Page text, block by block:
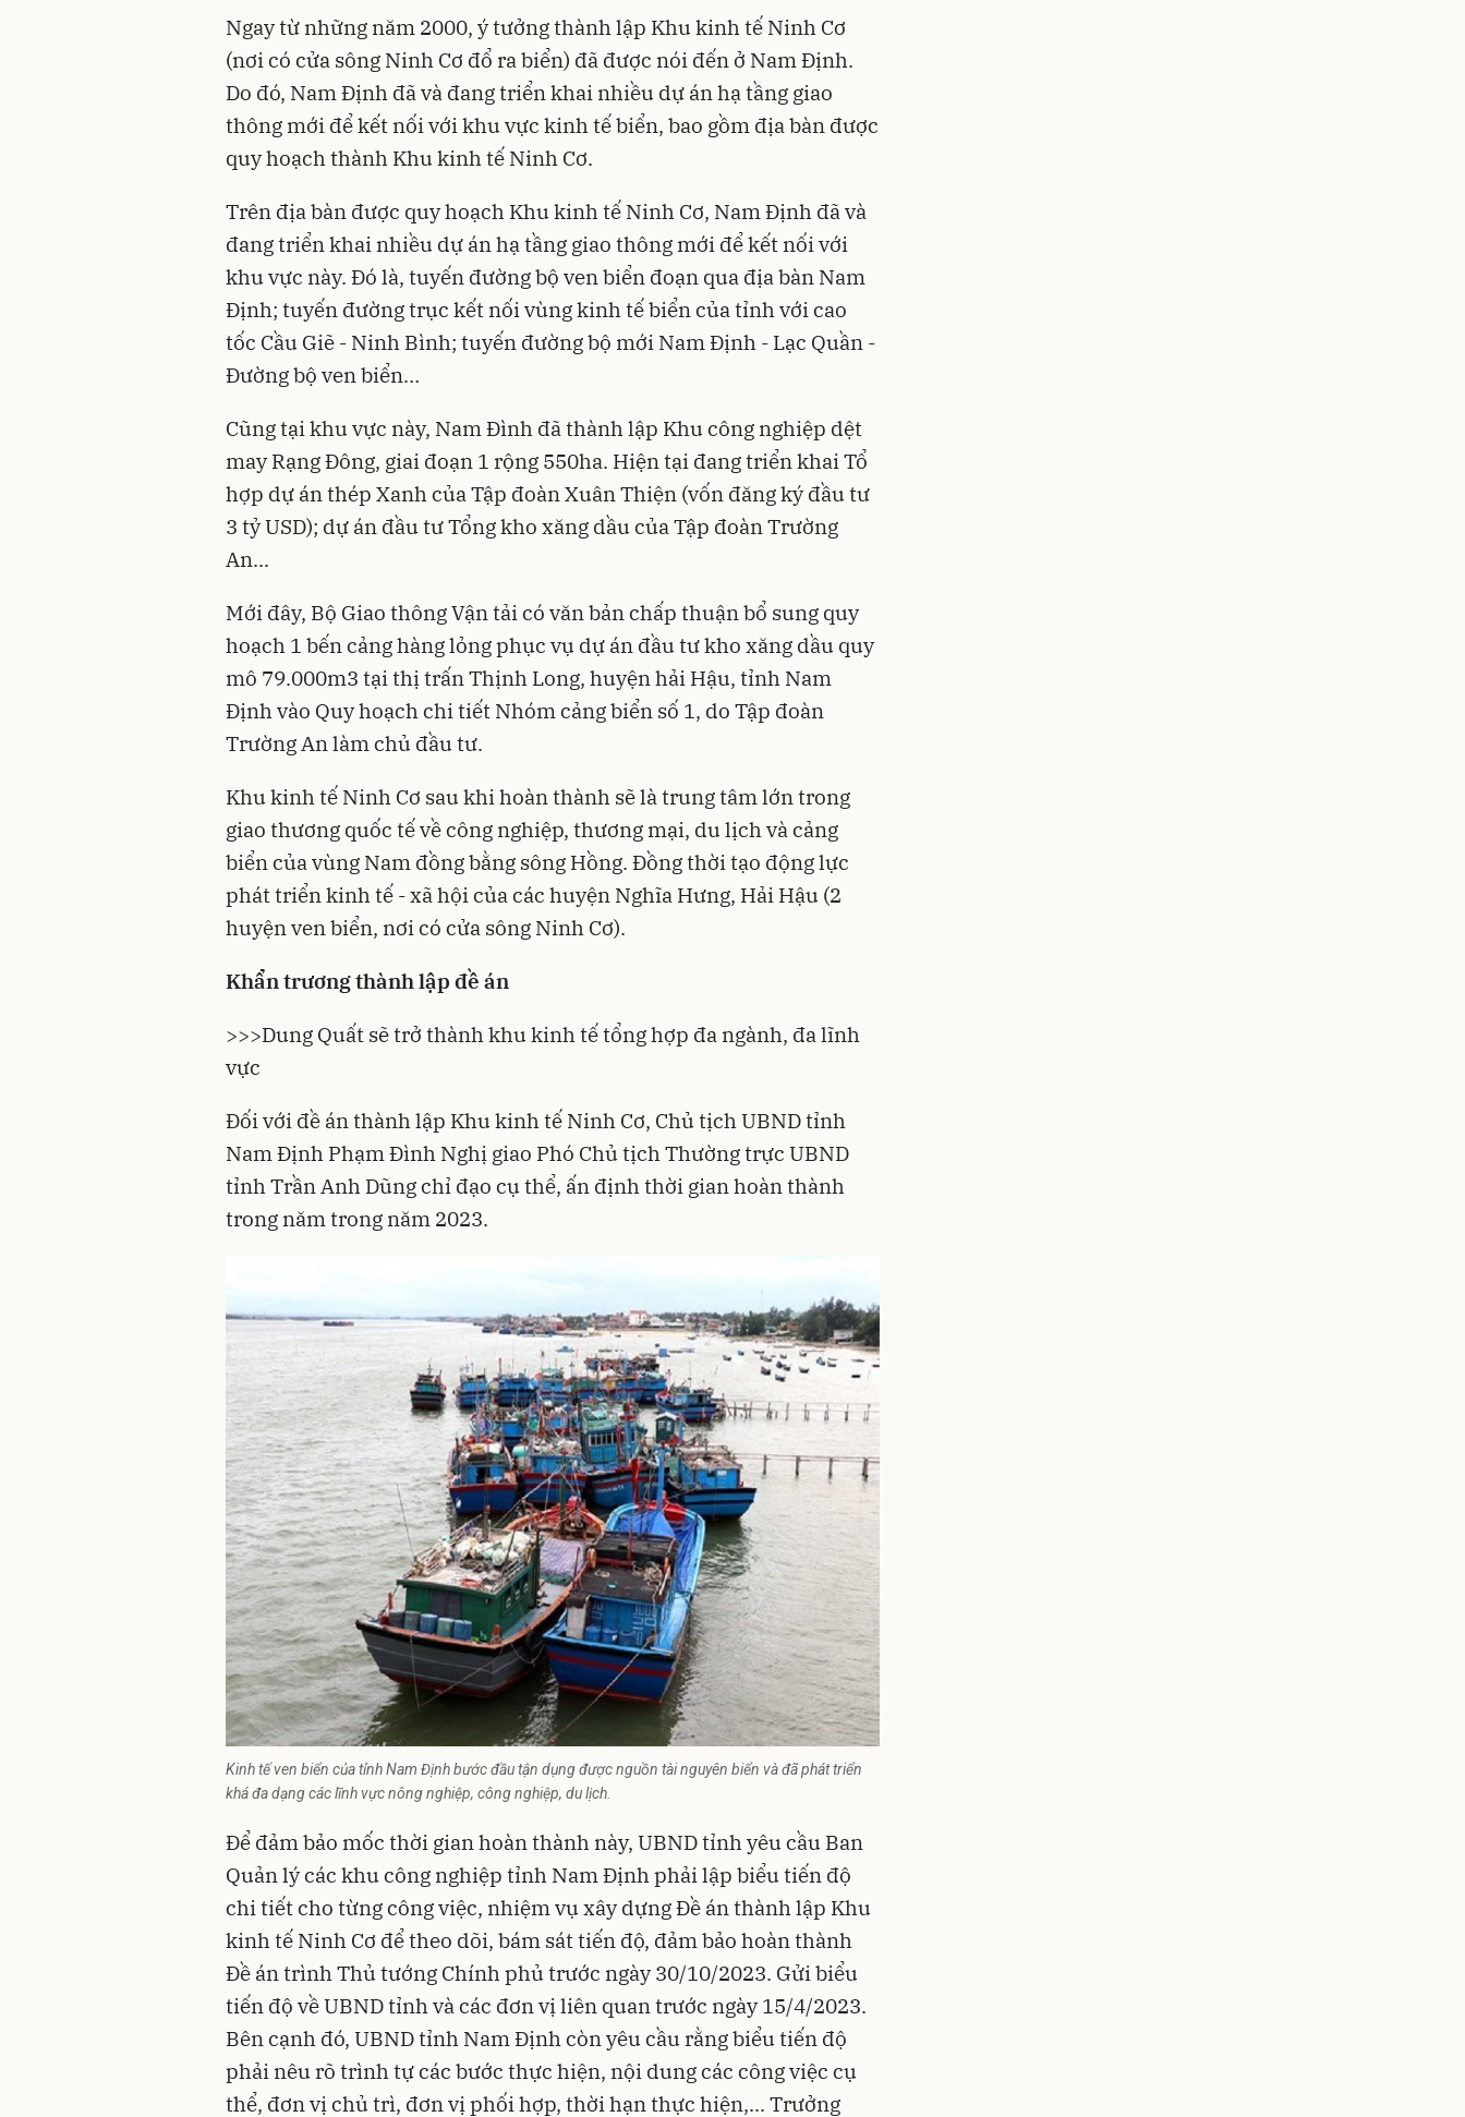
Ngay từ những năm 2000, ý tưởng thành lập Khu kinh tế Ninh Cơ
(nơi có cửa sông Ninh Cơ đổ ra biển) đã được nói đến ở Nam Định.
Do đó, Nam Định đã và đang triển khai nhiều dự án hạ tầng giao
thông mới để kết nối với khu vực kinh tế biển, bao gồm địa bàn được
quy hoạch thành Khu kinh tế Ninh Cơ.
Trên địa bàn được quy hoạch Khu kinh tế Ninh Cơ, Nam Định đã và
đang triển khai nhiều dự án hạ tầng giao thông mới để kết nối với
khu vực này. Đó là, tuyến đường bộ ven biển đoạn qua địa bàn Nam
Định; tuyến đường trục kết nối vùng kinh tế biển của tỉnh với cao
tốc Cầu Giẽ - Ninh Bình; tuyến đường bộ mới Nam Định - Lạc Quần -
Đường bộ ven biển…
Cũng tại khu vực này, Nam Đình đã thành lập Khu công nghiệp dệt
may Rạng Đông, giai đoạn 1 rộng 550ha. Hiện tại đang triển khai Tổ
hợp dự án thép Xanh của Tập đoàn Xuân Thiện (vốn đăng ký đầu tư
3 tỷ USD); dự án đầu tư Tổng kho xăng dầu của Tập đoàn Trường
An...
Mới đây, Bộ Giao thông Vận tải có văn bản chấp thuận bổ sung quy
hoạch 1 bến cảng hàng lỏng phục vụ dự án đầu tư kho xăng dầu quy
mô 79.000m3 tại thị trấn Thịnh Long, huyện hải Hậu, tỉnh Nam
Định vào Quy hoạch chi tiết Nhóm cảng biển số 1, do Tập đoàn
Trường An làm chủ đầu tư.
Khu kinh tế Ninh Cơ sau khi hoàn thành sẽ là trung tâm lớn trong
giao thương quốc tế về công nghiệp, thương mại, du lịch và cảng
biển của vùng Nam đồng bằng sông Hồng. Đồng thời tạo động lực
phát triển kinh tế - xã hội của các huyện Nghĩa Hưng, Hải Hậu (2
huyện ven biển, nơi có cửa sông Ninh Cơ).
Khẩn trương thành lập đề án
>>>Dung Quất sẽ trở thành khu kinh tế tổng hợp đa ngành, đa lĩnh
vực
Đối với đề án thành lập Khu kinh tế Ninh Cơ, Chủ tịch UBND tỉnh
Nam Định Phạm Đình Nghị giao Phó Chủ tịch Thường trực UBND
tỉnh Trần Anh Dũng chỉ đạo cụ thể, ấn định thời gian hoàn thành
trong năm trong năm 2023.
Kinh tế ven biển của tỉnh Nam Định bước đầu tận dụng được nguồn tài nguyên biển và đã phát triển
khá đa dạng các lĩnh vực nông nghiệp, công nghiệp, du lịch.
Để đảm bảo mốc thời gian hoàn thành này, UBND tỉnh yêu cầu Ban
Quản lý các khu công nghiệp tỉnh Nam Định phải lập biểu tiến độ
chi tiết cho từng công việc, nhiệm vụ xây dựng Đề án thành lập Khu
kinh tế Ninh Cơ để theo dõi, bám sát tiến độ, đảm bảo hoàn thành
Đề án trình Thủ tướng Chính phủ trước ngày 30/10/2023. Gửi biểu
tiến độ về UBND tỉnh và các đơn vị liên quan trước ngày 15/4/2023.
Bên cạnh đó, UBND tỉnh Nam Định còn yêu cầu rằng biểu tiến độ
phải nêu rõ trình tự các bước thực hiện, nội dung các công việc cụ
thể, đơn vị chủ trì, đơn vị phối hợp, thời hạn thực hiện,... Trưởng